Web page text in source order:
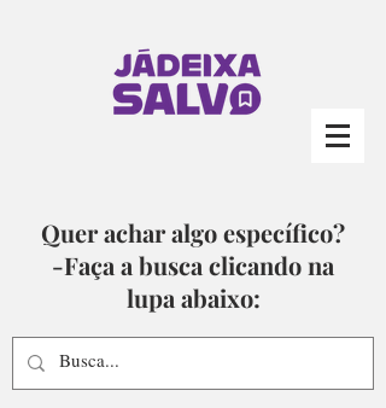
Quer achar algo específico?
-Faça a busca clicando na
lupa abaixo: